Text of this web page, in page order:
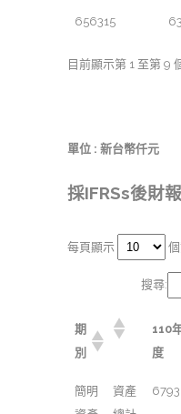
656315
目前顯示第 1 至第 9
單位 : 新台幣仟元
採IFRSs後財
每頁顯示
搜尋:
期
別
110
度
簡明
資產